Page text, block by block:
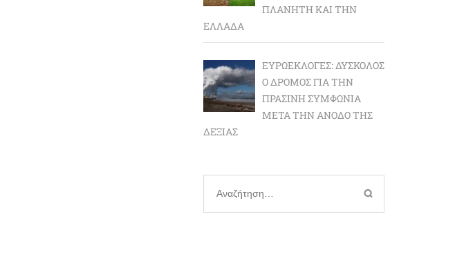
ΠΛΑΝΉΤΗ ΚΑΙ ΤΗΝ
ΕΛΛΆΔΑ
ΕΥΡΩΕΚΛΟΓΈΣ: ΔΎΣΚΟΛΟΣ
Ο ΔΡΌΜΟΣ ΓΙΑ ΤΗΝ
ΠΡΆΣΙΝΗ ΣΥΜΦΩΝΊΑ
ΜΕΤΆ ΤΗΝ ΆΝΟΔΟ ΤΗΣ
ΔΕΞΙΆΣ
Αναζήτηση
για: